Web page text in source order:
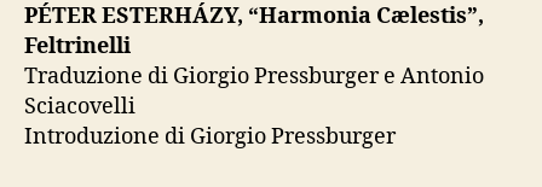
PÉTER ESTERHÁZY, “Harmonia Cælestis”,
Feltrinelli
Traduzione di Giorgio Pressburger e Antonio
Sciacovelli
Introduzione di Giorgio Pressburger